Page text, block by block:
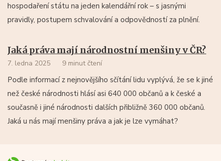
hospodaření státu na jeden kalendářní rok – s jasnými
pravidly, postupem schvalování a odpovědností za plnění.
Jaká práva mají národnostní menšiny v ČR?
7. ledna 2025 9 minut čtení
Podle informací z nejnovějšího sčítání lidu vyplývá, že se k jiné
než české národnosti hlásí asi 640 000 občanů a k české a
současně i jiné národnosti dalších přibližně 360 000 občanů.
Jaká u nás mají menšiny práva a jak je lze vymáhat?